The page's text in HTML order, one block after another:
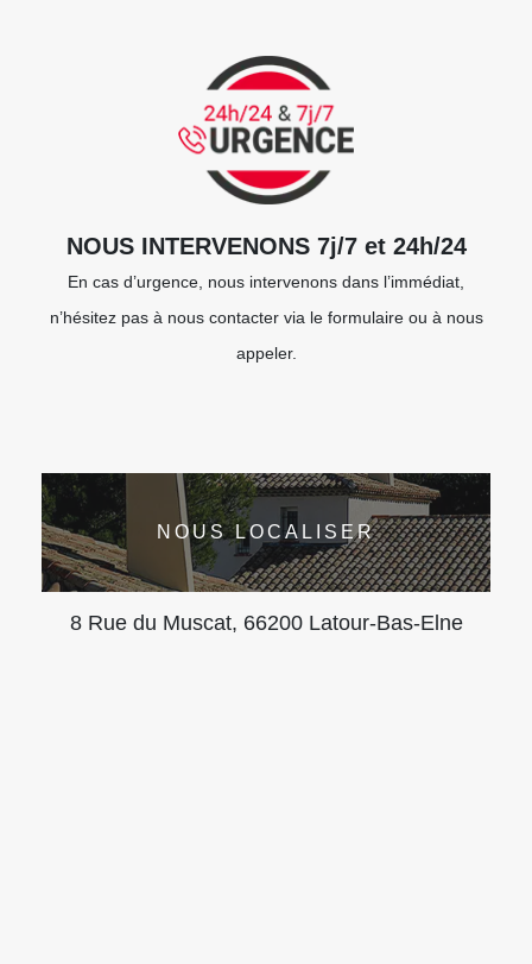
NOUS INTERVENONS 7j/7 et 24h/24
En cas d’urgence, nous intervenons dans l’immédiat,
n’hésitez pas à nous contacter via le formulaire ou à nous
appeler.
NOUS LOCALISER
8 Rue du Muscat, 66200 Latour-Bas-Elne